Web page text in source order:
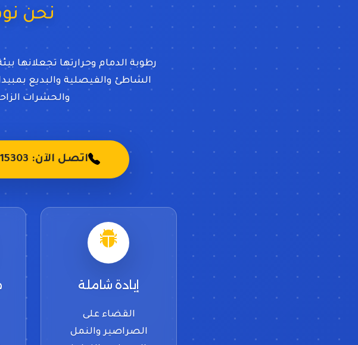
رطوبة الدمام وحرارتها
الشاطئ والفيصلية والبديع
والحشرات
اتصل الآن: 0548815303
إبادة شاملة
القضاء على
الصراصير والنمل